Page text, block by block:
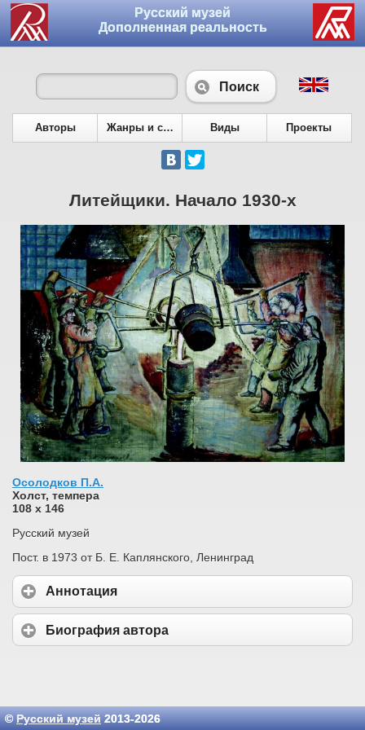
Русский музей
Дополненная реальность
Поиск
Авторы Жанры и сюжеты Виды Проекты
Литейщики. Начало 1930-х
Осолодков П.А.
Холст, темпера
108 x 146
Русский музей
Пост. в 1973 от Б. Е. Каплянского, Ленинград
Аннотация
Биография автора
©Русский музей2013-2026